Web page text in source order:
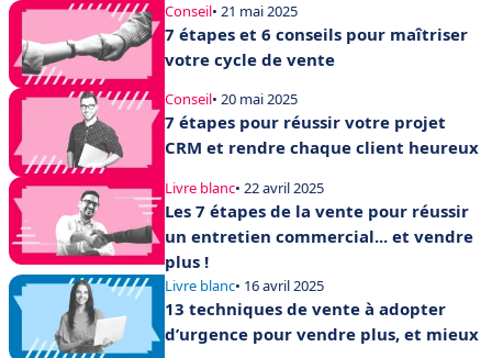
Conseil• 21 mai 2025
7 étapes et 6 conseils pour maîtriser
votre cycle de vente
Conseil• 20 mai 2025
7 étapes pour réussir votre projet
CRM et rendre chaque client heureux
Livre blanc• 22 avril 2025
Les 7 étapes de la vente pour réussir
un entretien commercial... et vendre
plus !
Livre blanc• 16 avril 2025
13 techniques de vente à adopter
d’urgence pour vendre plus, et mieux